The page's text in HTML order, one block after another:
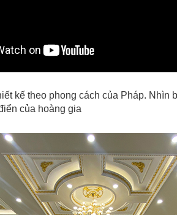
kế theo phong cách của Pháp. Nhìn
của hoàng gia